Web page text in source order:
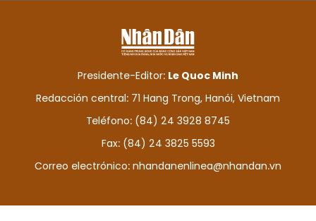
Presidente-Editor: Le Quoc Minh
Redacción central: 71 Hang Trong, Hanói, Vietnam
Teléfono: (84) 24 3928 8745
Fax: (84) 24 3825 5593
Correo electrónico: nhandanenlinea@nhandan.vn